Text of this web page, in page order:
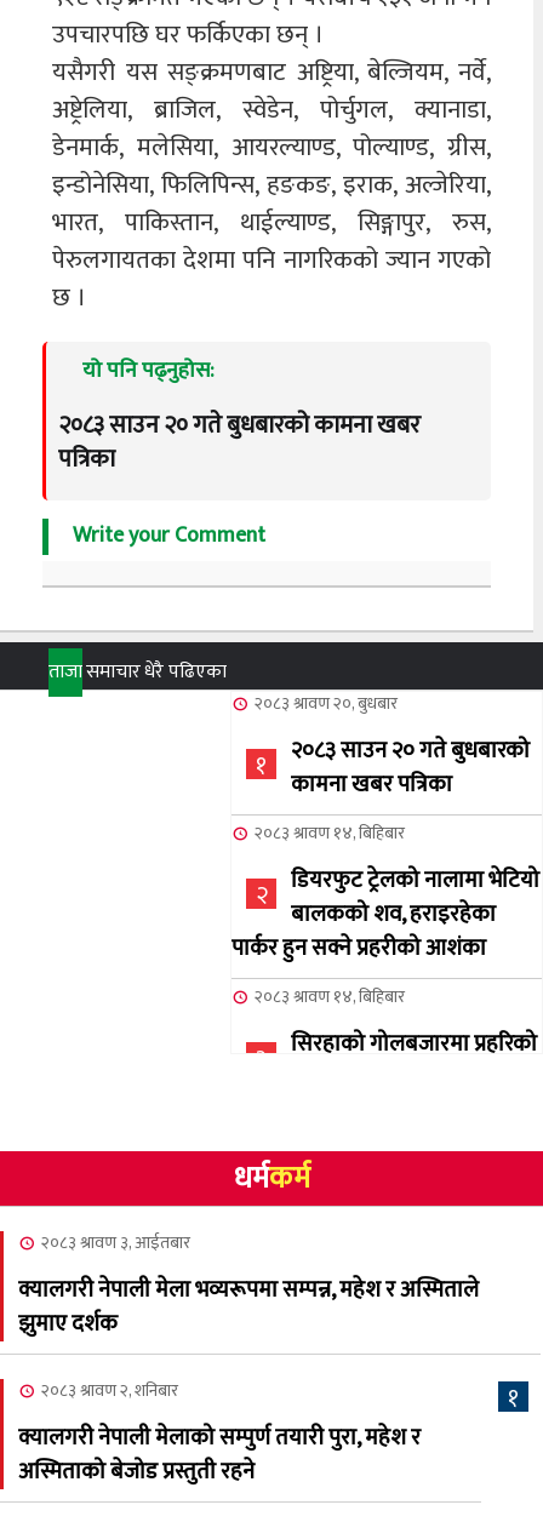
उपचारपछि घर फर्किएका छन् ।
यसैगरी यस सङ्क्रमणबाट अष्ट्रिया, बेल्जियम, नर्वे,
अष्ट्रेलिया, ब्राजिल, स्वेडेन, पोर्चुगल, क्यानाडा,
डेनमार्क, मलेसिया, आयरल्याण्ड, पोल्याण्ड, ग्रीस,
इन्डोनेसिया, फिलिपिन्स, हङकङ, इराक, अल्जेरिया,
भारत, पाकिस्तान, थाईल्याण्ड, सिङ्गापुर, रुस,
पेरुलगायतका देशमा पनि नागरिकको ज्यान गएको
छ ।
यो पनि पढ्नुहोस:
२०८३ साउन २० गते बुधबारको कामना खबर
पत्रिका
Write your Comment
ताजासमाचारधेरै पढिएका
२०८३ श्रावण २०, बुधबार
१
२०८३ साउन २० गते बुधबारको
कामना खबर पत्रिका
२०८३ श्रावण १४, बिहिबार
२
डियरफुट ट्रेलको नालामा भेटियो
बालकको शव, हराइरहेका
पार्कर हुन सक्ने प्रहरीको आशंका
२०८३ श्रावण १४, बिहिबार
३
सिरहाको गोलबजारमा प्रहरिको
४
NCSC को अध्यक्षमा घनेन्द्र
न्यौपाने बिजयी
नेप्लिज सोसाइटि अफ
२०८३ श्रावण ६, बुधबार
कामना खबर पत्रिका
धर्मकर्म
२०८३ श्रावण ३, आईतबार
क्यालगरी नेपाली मेला भव्यरूपमा सम्पन्न, महेश र अस्मिताले
झुमाए दर्शक
१
२०८३ श्रावण २, शनिबार
क्यालगरी नेपाली मेलाको सम्पुर्ण तयारी पुरा, महेश र
अस्मिताको बेजोड प्रस्तुती रहने